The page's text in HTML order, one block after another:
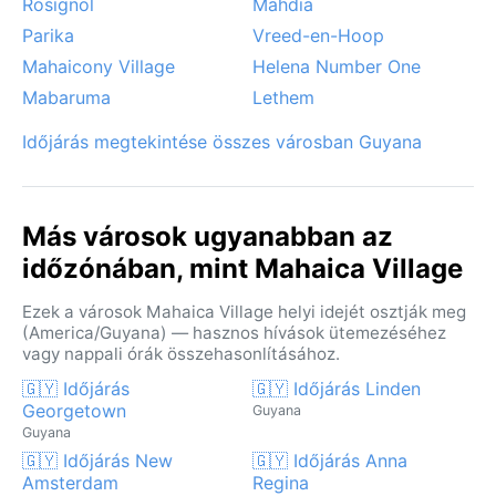
Parika
Vreed-en-Hoop
Mahaicony Village
Helena Number One
Mabaruma
Lethem
Időjárás megtekintése összes városban Guyana
Más városok ugyanabban az
időzónában, mint Mahaica Village
Ezek a városok Mahaica Village helyi idejét osztják meg
(America/Guyana) — hasznos hívások ütemezéséhez
vagy nappali órák összehasonlításához.
🇬🇾 Időjárás
Georgetown
Guyana
🇬🇾 Időjárás Linden
Guyana
🇬🇾 Időjárás New
Amsterdam
🇬🇾 Időjárás Anna
Regina